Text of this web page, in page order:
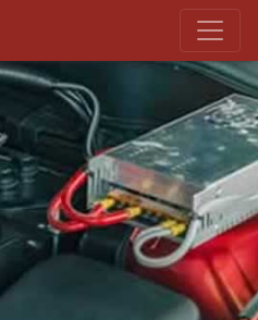
Bar